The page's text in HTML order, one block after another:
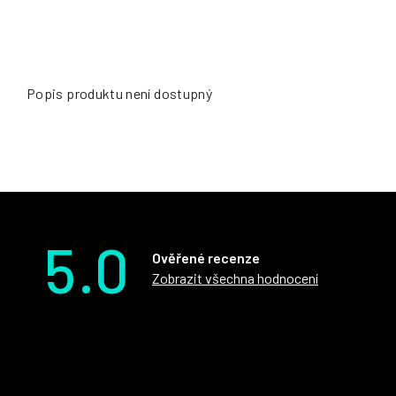
Popis produktu není dostupný
5.0
Ověřené recenze
Zobrazit všechna hodnocení